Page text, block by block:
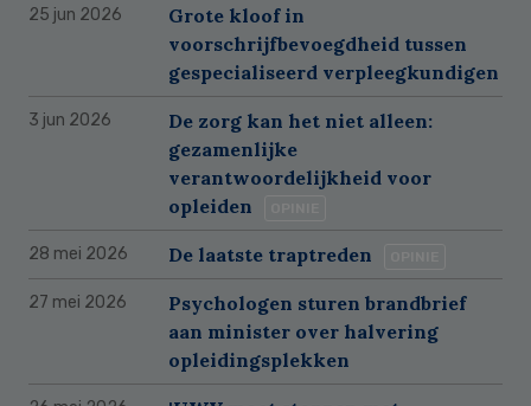
25 jun 2026
Grote kloof in
voorschrijfbevoegdheid tussen
gespecialiseerd verpleegkundigen
3 jun 2026
De zorg kan het niet alleen:
gezamenlijke
verantwoordelijkheid voor
opleiden
28 mei 2026 De laatste traptreden
27 mei 2026
Psychologen sturen brandbrief
aan minister over halvering
opleidingsplekken